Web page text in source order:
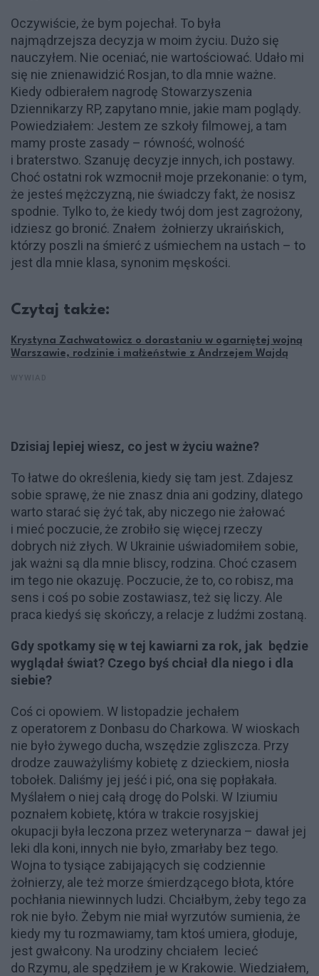
Oczywiście, że bym pojechał. To była
najmądrzejsza decyzja w moim życiu. Dużo się
nauczyłem. Nie oceniać, nie wartościować. Udało mi
się nie znienawidzić Rosjan, to dla mnie ważne.
Kiedy odbierałem nagrodę Stowarzyszenia
Dziennikarzy RP, zapytano mnie, jakie mam poglądy.
Powiedziałem: Jestem ze szkoły filmowej, a tam
mamy proste zasady – równość, wolność
i braterstwo. Szanuję decyzje innych, ich postawy.
Choć ostatni rok wzmocnił moje przekonanie: o tym,
że jesteś mężczyzną, nie świadczy fakt, że nosisz
spodnie. Tylko to, że kiedy twój dom jest zagrożony,
idziesz go bronić. Znałem żołnierzy ukraińskich,
którzy poszli na śmierć z uśmiechem na ustach – to
jest dla mnie klasa, synonim męskości.
Czytaj także:
Krystyna Zachwatowicz o dorastaniu w ogarniętej wojną
Warszawie, rodzinie i małżeństwie z Andrzejem Wajdą
Dzisiaj lepiej wiesz, co jest w życiu ważne?
To łatwe do określenia, kiedy się tam jest. Zdajesz
sobie sprawę, że nie znasz dnia ani godziny, dlatego
warto starać się żyć tak, aby niczego nie żałować
i mieć poczucie, że zrobiło się więcej rzeczy
dobrych niż złych. W Ukrainie uświadomiłem sobie,
jak ważni są dla mnie bliscy, rodzina. Choć czasem
im tego nie okazuję. Poczucie, że to, co robisz, ma
sens i coś po sobie zostawiasz, też się liczy. Ale
praca kiedyś się skończy, a relacje z ludźmi zostaną.
Gdy spotkamy się w tej kawiarni za rok, jak będzie
wyglądał świat? Czego byś chciał dla niego i dla
siebie?
Coś ci opowiem. W listopadzie jechałem
z operatorem z Donbasu do Charkowa. W wioskach
nie było żywego ducha, wszędzie zgliszcza. Przy
drodze zauważyliśmy kobietę z dzieckiem, niosła
tobołek. Daliśmy jej jeść i pić, ona się popłakała.
Myślałem o niej całą drogę do Polski. W Iziumiu
poznałem kobietę, która w trakcie rosyjskiej
okupacji była leczona przez weterynarza – dawał jej
leki dla koni, innych nie było, zmarłaby bez tego.
Wojna to tysiące zabijających się codziennie
żołnierzy, ale też morze śmierdzącego błota, które
pochłania niewinnych ludzi. Chciałbym, żeby tego za
rok nie było. Żebym nie miał wyrzutów sumienia, że
kiedy my tu rozmawiamy, tam ktoś umiera, głoduje,
jest gwałcony. Na urodziny chciałem lecieć
do Rzymu, ale spędziłem je w Krakowie. Wiedziałem,